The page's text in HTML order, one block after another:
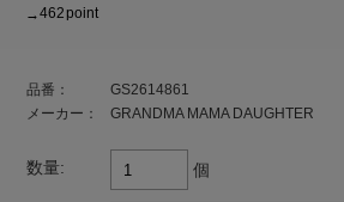
還元 462
品番：
GS2614861
メーカー：
GRANDMA MAMA DAUGHTER
数量: 個